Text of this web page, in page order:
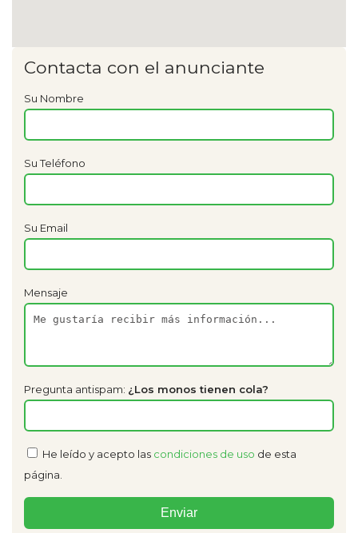
Contacta con el anunciante
Su Nombre
Su Teléfono
Su Email
Mensaje
Pregunta antispam: ¿Los monos tienen cola?
He leído y acepto las condiciones de uso de esta
página.